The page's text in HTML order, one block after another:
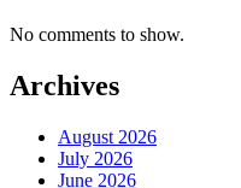
No comments to show.
Archives
August 2026
July 2026
June 2026